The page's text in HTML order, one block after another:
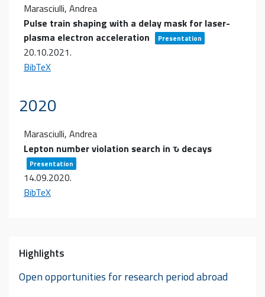
Marasciulli, Andrea
Pulse train shaping with a delay mask for laser-
plasma electron acceleration
Presentation
20.10.2021.
BibTeX
2020
Marasciulli, Andrea
Lepton number violation search in ԏ decays
Presentation
14.09.2020.
BibTeX
Highlights
Open opportunities for research period abroad